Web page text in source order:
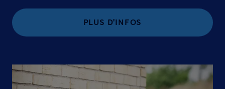
PLUS D'INFOS